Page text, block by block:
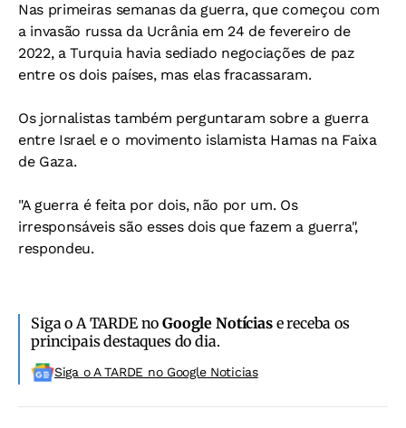
Nas primeiras semanas da guerra, que começou com
a invasão russa da Ucrânia em 24 de fevereiro de
2022, a Turquia havia sediado negociações de paz
entre os dois países, mas elas fracassaram.
Os jornalistas também perguntaram sobre a guerra
entre Israel e o movimento islamista Hamas na Faixa
de Gaza.
"A guerra é feita por dois, não por um. Os
irresponsáveis são esses dois que fazem a guerra",
respondeu.
Siga o A TARDE noGoogle Notíciase receba os
principais destaques do dia.
Siga o A TARDE no Google Noticias